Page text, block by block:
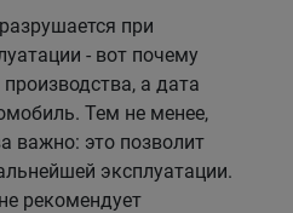
при
- вот почему
а дата
Тем не менее,
важно: это позволит
эксплуатации.
рекомендует